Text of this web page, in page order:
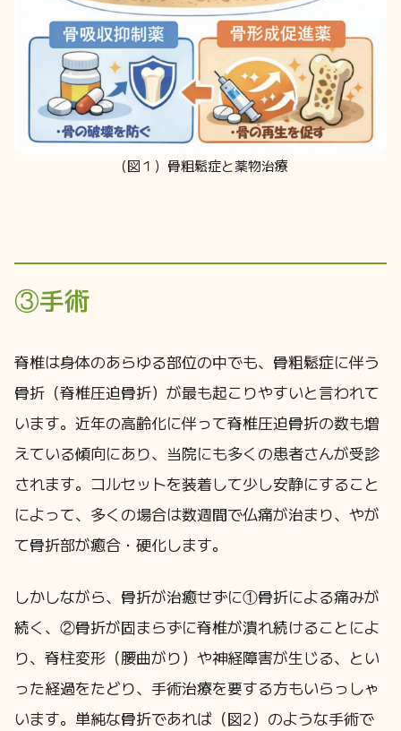
（図１）骨粗鬆症と薬物治療
③手術
脊椎は身体のあらゆる部位の中でも、骨粗鬆症に伴う
骨折（脊椎圧迫骨折）が最も起こりやすいと言われて
います。近年の高齢化に伴って脊椎圧迫骨折の数も増
えている傾向にあり、当院にも多くの患者さんが受診
されます。コルセットを装着して少し安静にすること
によって、多くの場合は数週間で仏痛が治まり、やが
て骨折部が癒合・硬化します。
しかしながら、骨折が治癒せずに①骨折による痛みが
続く、②骨折が固まらずに脊椎が潰れ続けることによ
り、脊柱変形（腰曲がり）や神経障害が生じる、とい
った経過をたどり、手術治療を要する方もいらっしゃ
います。単純な骨折であれば（図2）のような手術で